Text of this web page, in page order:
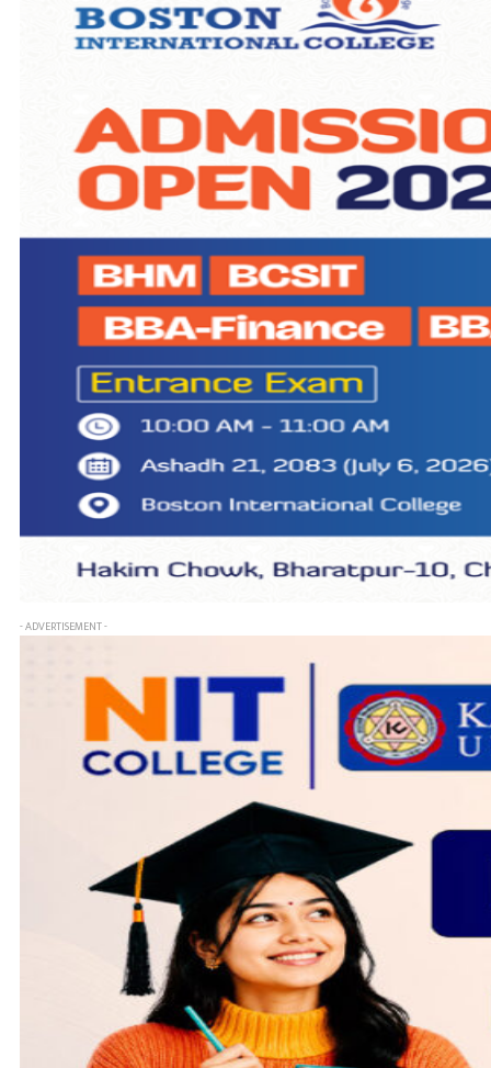
- ADVERTISEMENT -